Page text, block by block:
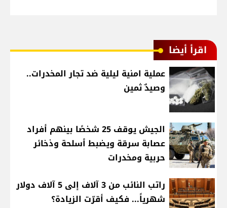
اقرأ أيضا
عملية امنية ليلية ضد تجار المخدرات..
وصيدٌ ثمين
الجيش يوقف 25 شخصًا بينهم أفراد
عصابة سرقة ويضبط أسلحة وذخائر
حربية ومخدرات
راتب النائب من 3 آلاف إلى 5 آلاف دولار
شهرياً... فكيف أقرّت الزيادة؟